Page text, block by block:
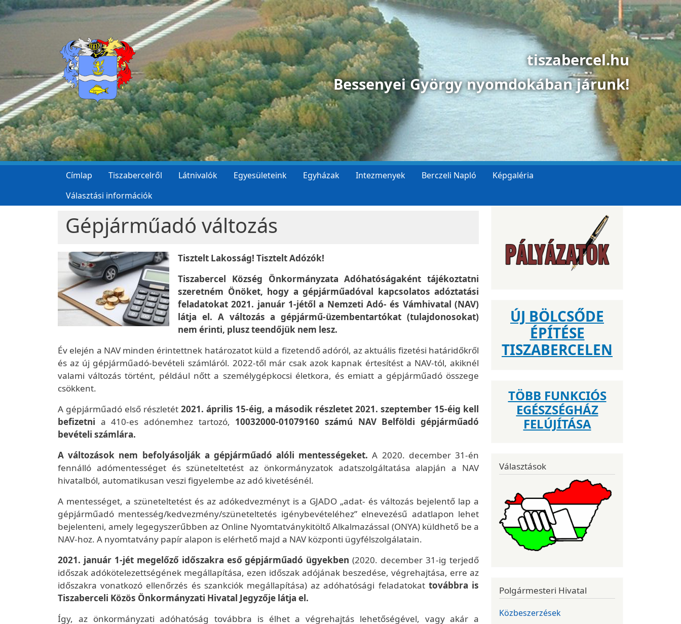
Ugrás a tartalomra
tiszabercel.hu
Bessenyei György nyomdokában járunk!
Címlap Tiszabercelről Látnivalók Egyesületeink Egyházak Intezmenyek Berczeli Napló
Képgaléria
Választási információk
Gépjárműadó változás
Tisztelt Lakosság! Tisztelt Adózók!
Tiszabercel Község Önkormányzata Adóhatóságaként tájékoztatni
szeretném Önöket, hogy a gépjárműadóval kapcsolatos adóztatási
feladatokat 2021. január 1-jétől a Nemzeti Adó- és Vámhivatal (NAV)
látja el. A változás a gépjármű-üzembentartókat (tulajdonosokat)
nem érinti, plusz teendőjük nem lesz.
Év elején a NAV minden érintettnek határozatot küld a fizetendő adóról, az aktuális fizetési határidőkről
és az új gépjárműadó-bevételi számláról. 2022-től már csak azok kapnak értesítést a NAV-tól, akiknél
valami változás történt, például nőtt a személygépkocsi életkora, és emiatt a gépjárműadó összege
csökkent.
A gépjárműadó első részletét2021. április 15-éig, a második részletet 2021. szeptember 15-éig kell
befizetni a 410-es adónemhez tartozó, 10032000-01079160 számú NAV Belföldi gépjárműadó
bevételi számlára.
A változások nem befolyásolják a gépjárműadó alóli mentességeket.A 2020. december 31-én
fennálló adómentességet és szüneteltetést az önkormányzatok adatszolgáltatása alapján a NAV
hivatalból, automatikusan veszi figyelembe az adó kivetésénél.
A mentességet, a szüneteltetést és az adókedvezményt is a GJADO „adat- és változás bejelentő lap a
gépjárműadó mentesség/kedvezmény/szüneteltetés igénybevételéhez” elnevezésű adatlapon lehet
bejelenteni, amely legegyszerűbben az Online Nyomtatványkitöltő Alkalmazással (ONYA) küldhető be a
NAV-hoz. A nyomtatvány papír alapon is elérhető majd a NAV központi ügyfélszolgálatain.
2021. január 1-jét megelőző időszakra eső gépjárműadó ügyekben (2020. december 31-ig terjedő
időszak adókötelezettségének megállapítása, ezen időszak adójának beszedése, végrehajtása, erre az
időszakra vonatkozó ellenőrzés és szankciók megállapítása) az adóhatósági feladatokattovábbra is
Tiszaberceli Közös Önkormányzati Hivatal Jegyzője látja el.
Így, az önkormányzati adóhatóság továbbra is élhet a végrehajtás lehetőségével, vagy akár a
ÚJ BÖLCSŐDE
ÉPÍTÉSE
TISZABERCELEN
TÖBB FUNKCIÓS
EGÉSZSÉGHÁZ
FELÚJÍTÁSA
Választások
Polgármesteri Hivatal
Közbeszerzések